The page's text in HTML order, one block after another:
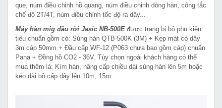
que, núm điều chỉnh hồ quang, núm điều chỉnh dòng hàn, công tắc
chế độ 2T/4T, núm điều chỉnh tốc độ ra dây...
Máy hàn mig đầu rời Jasic NB-500E được trang bị bộ phụ kiện
tiêu chuẩn gồm có: Súng hàn QTB-500K (3M) + Kẹp mát có dây
3m cáp 50mm + Đầu cấp WF-12 (P063 chưa bao gồm cáp) chuẩn
Pana + Đồng hồ CO2 - 36V. Tùy chọn ngoài khách hàng có thể
mua thêm là: Kìm hàn, nâng cấp chiều dài súng hàn lên 5m hoặc
kéo dài bộ cấp dây lên 10m, 15m...